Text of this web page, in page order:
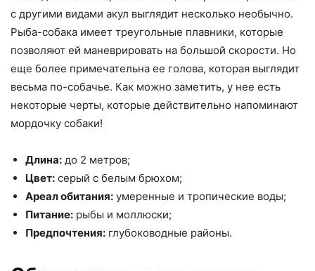
с другими видами акул выглядит несколько необычно.
Рыба-собака имеет треугольные плавники, которые
позволяют ей маневрировать на большой скорости. Но
еще более примечательна ее голова, которая выглядит
весьма по-собачье. Как можно заметить, у нее есть
некоторые черты, которые действительно напоминают
мордочку собаки!
Длина: до 2 метров;
Цвет: серый с белым брюхом;
Ареал обитания: умеренные и тропические воды;
Питание: рыбы и моллюски;
Предпочтения: глубоководные районы.